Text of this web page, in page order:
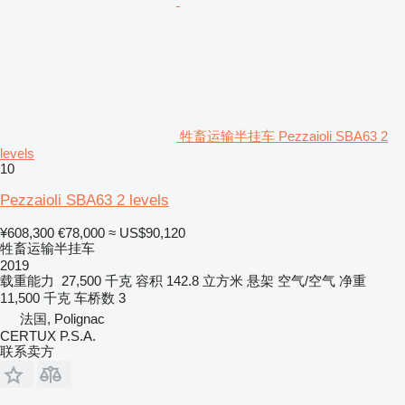
牲畜运输半挂车 Pezzaioli SBA63 2
levels
10
Pezzaioli SBA63 2 levels
¥608,300 €78,000 ≈ US$90,120
牲畜运输半挂车
2019
载重能力
27,500 千克 容积 142.8 立方米 悬架 空气/空气 净重
11,500 千克 车桥数 3
法国, Polignac
CERTUX P.S.A.
联系卖方